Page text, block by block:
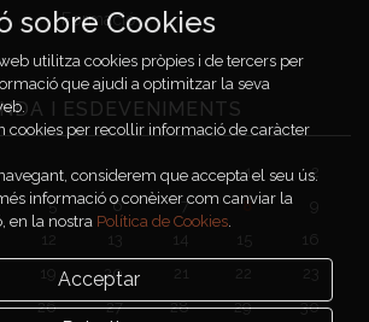
Formació
I ESDEVENIMENTS
1
2
5 6 7 8
12 13 14 15
16
19 20 21
23
26 27 28 29 30
sobre Cookies
utilitza cookies pròpies i de tercers per
que ajudi a optimitzar la seva
cookies per recollir informació de caràcter
considerem que accepta el seu ús.
informació o conèixer com canviar la
en la nostra Política de Cookies.
Acceptar